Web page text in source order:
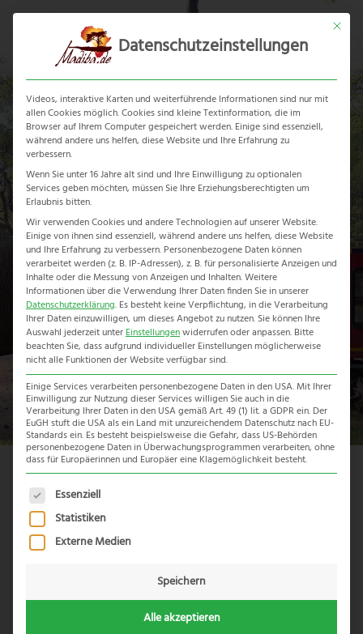
Skip
Game Tracker
Home-Erlebnisreise-Game Tracker
Mit
Datenschutzeinstellungen
Videos, interaktive Karten und weiterführende Informationen sind nur mit
allen Cookies möglich. Cookies sind kleine Textinformation, die im
Browser auf Ihrem Computer gespeichert werden. Einige sind essenziell,
während andere uns helfen, diese Website und Ihre Erfahrung zu
verbessern.
Wenn Sie unter 16 Jahre alt sind und Ihre Einwilligung zu optionalen
Services geben möchten, müssen Sie Ihre Erziehungsberechtigten um
Erlaubnis bitten.
Wir verwenden Cookies und andere Technologien auf unserer Website.
Einige von ihnen sind essenziell, während andere uns helfen, diese Website
und Ihre Erfahrung zu verbessern. Personenbezogene Daten können
verarbeitet werden (z. B. IP-Adressen), z. B. für personalisierte Anzeigen und
Inhalte oder die Messung von Anzeigen und Inhalten.Weitere
Informationen über die Verwendung Ihrer Daten finden Sie in unserer
Datenschutzerklärung. Es besteht keine Verpflichtung, in die Verarbeitung
Ihrer Daten einzuwilligen, um dieses Angebot zu nutzen. Sie können Ihre
Auswahl jederzeit unterEinstellungenwiderrufen oder anpassen. Bitte
beachten Sie, dass aufgrund individueller Einstellungen möglicherweise
nicht alle Funktionen der Website verfügbar sind.
Einige Services verarbeiten personenbezogene Daten in den USA. Mit Ihrer
Einwilligung zur Nutzung dieser Services willigen Sie auch in die
Verarbeitung Ihrer Daten in den USA gemäß Art. 49 (1) lit. a GDPR ein. Der
EuGH stuft die USA als ein Land mit unzureichendem Datenschutz nach EU-
Standards ein. Es besteht beispielsweise die Gefahr, dass US-Behörden
personenbezogene Daten in Überwachungsprogrammen verarbeiten, ohne
dass für Europäerinnen und Europäer eine Klagemöglichkeit besteht.
Es folgt eine Liste der Service-Gruppen, für die eine
Essenziell
Statistiken
Externe Medien
Speichern
Alle akzeptieren